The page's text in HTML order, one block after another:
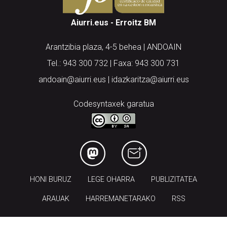
Aiurri.eus - Erroitz BM
Arantzibia plaza, 4-5 behea | ANDOAIN
Tel.: 943 300 732 | Faxa: 943 300 731
andoain@aiurri.eus | idazkaritza@aiurri.eus
Codesyntaxek garatua
HONI BURUZ LEGE OHARRA PUBLIZITATEA
ARAUAK HARREMANETARAKO RSS